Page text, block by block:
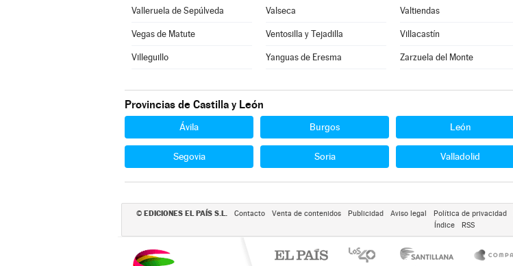
Valleruela de Sepúlveda Valseca Valtiendas
Vegas de Matute Ventosilla y Tejadilla Villacastín
Villeguillo Yanguas de Eresma Zarzuela del Monte
Provincias de Castilla y León
Ávila Burgos León
Segovia Soria Valladolid
© EDICIONES EL PAÍS S.L. Contacto Venta de contenidos Publicidad Aviso legal Política de privacidad
Índice
RSS